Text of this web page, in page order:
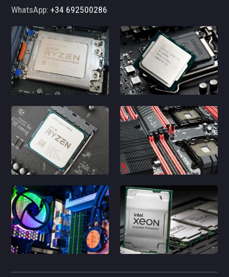
WhatsApp:+34 692500286